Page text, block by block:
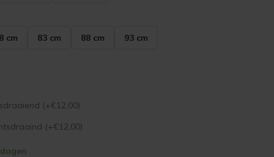
cm 83 cm 88 cm 93 cm
(+€12,00)
(+€12,00)